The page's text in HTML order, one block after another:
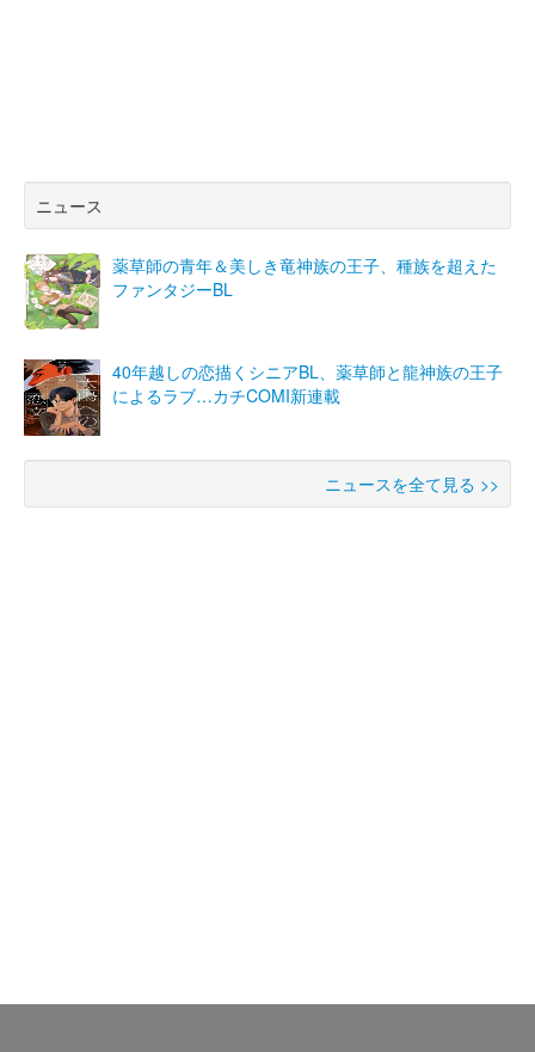
ニュース
薬草師の青年＆美しき竜神族の王子、種族を超えた
ファンタジーBL
40年越しの恋描くシニアBL、薬草師と龍神族の王子
によるラブ…カチCOMI新連載
ニュースを全て見る >>